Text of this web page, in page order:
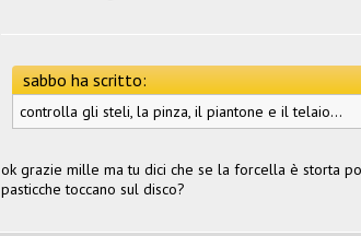
sabbo ha scritto:
controlla gli steli, la pinza, il piantone e il telaio...
ok grazie mille ma tu dici che se la forcella è storta
pasticche toccano sul disco?